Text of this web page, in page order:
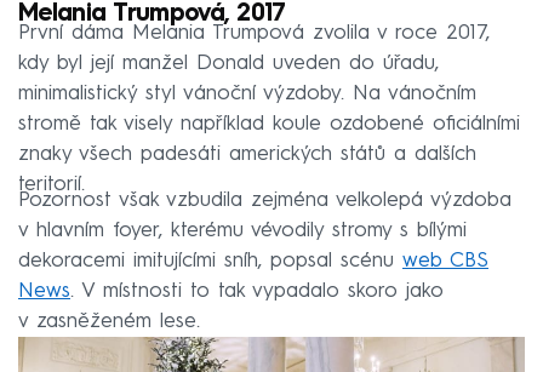
Melania Trumpová, 2017
První dáma Melania Trumpová zvolila v roce 2017,
kdy byl její manžel Donald uveden do úřadu,
minimalistický styl vánoční výzdoby. Na vánočním
stromě tak visely například koule ozdobené oficiálními
znaky všech padesáti amerických států a dalších
teritorií.
Pozornost však vzbudila zejména velkolepá výzdoba
v hlavním foyer, kterému vévodily stromy s bílými
dekoracemi imitujícími sníh, popsal scénu web CBS
News. V místnosti to tak vypadalo skoro jako
v zasněženém lese.